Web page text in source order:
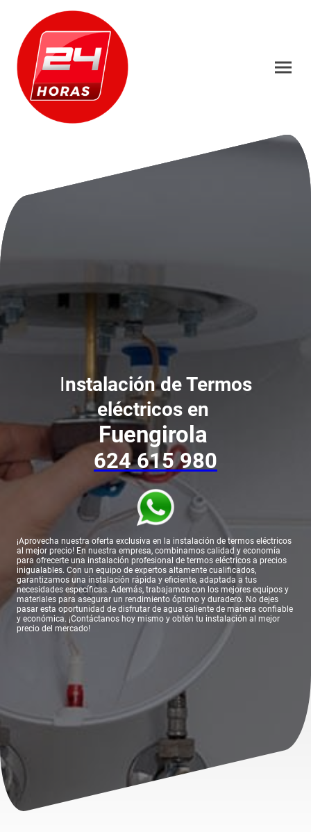
Instalación de Termos
eléctricos en
Fuengirola
624 615 980
¡Aprovecha nuestra oferta exclusiva en la instalación de termos eléctricos
al mejor precio! En nuestra empresa, combinamos calidad y economía
para ofrecerte una instalación profesional de termos eléctricos a precios
inigualables. Con un equipo de expertos altamente cualificados,
garantizamos una instalación rápida y eficiente, adaptada a tus
necesidades específicas. Además, trabajamos con los mejores equipos y
materiales para asegurar un rendimiento óptimo y duradero. No dejes
pasar esta oportunidad de disfrutar de agua caliente de manera confiable
y económica. ¡Contáctanos hoy mismo y obtén tu instalación al mejor
precio del mercado!